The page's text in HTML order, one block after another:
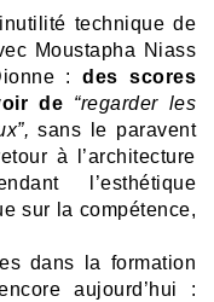
technique de
Moustapha Niass
:des scores
de “regarder les
sans le paravent
à l’architecture
l’esthétique
sur la compétence,
dans la formation
aujourd’hui :